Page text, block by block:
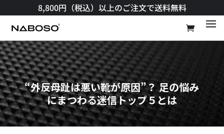
8,800円（税込）以上のご注文で送料無料​
“外反母趾は悪い靴が原因”？ 足の悩み
にまつわる迷信トップ５とは